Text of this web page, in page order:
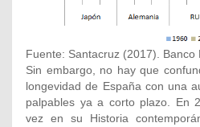
Fuente: Santacruz (2017). Banco
Sin embargo, no hay que
longevidad de España con una
palpables ya a corto plazo. En
vez en su Historia